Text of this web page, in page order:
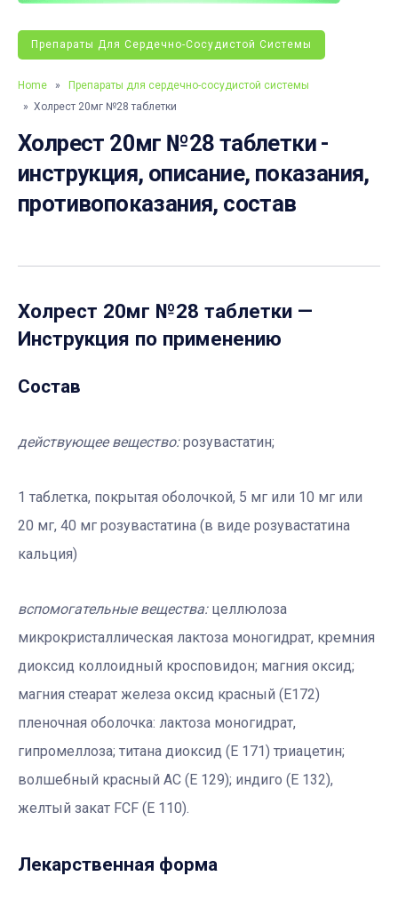
Препараты Для Сердечно-Сосудистой Системы
Home »
Препараты для сердечно-сосудистой системы
» Холрест 20мг №28 таблетки
Холрест 20мг №28 таблетки -
инструкция, описание, показания,
противопоказания, состав
Холрест 20мг №28 таблетки —
Инструкция по применению
Состав
действующее вещество:розувастатин;
1 таблетка, покрытая оболочкой, 5 мг или 10 мг или
20 мг, 40 мг розувастатина (в виде розувастатина
кальция)
вспомогательные вещества: целлюлоза
микрокристаллическая лактоза моногидрат, кремния
диоксид коллоидный кросповидон; магния оксид;
магния стеарат железа оксид красный (Е172)
пленочная оболочка: лактоза моногидрат,
гипромеллоза; титана диоксид (Е 171) триацетин;
волшебный красный АС (Е 129); индиго (Е 132),
желтый закат FCF (E 110).
Лекарственная форма